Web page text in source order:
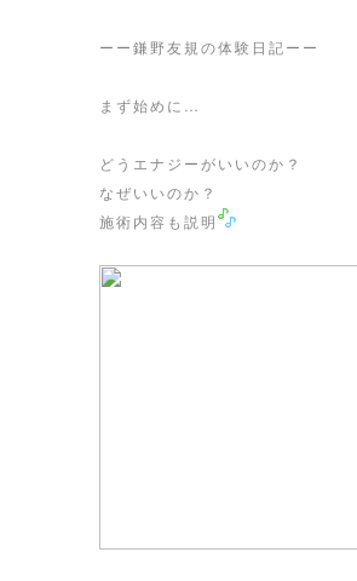
ーー鎌野友規の体験日記ーー
まず始めに…
どうエナジーがいいのか？
なぜいいのか？
施術内容も説明